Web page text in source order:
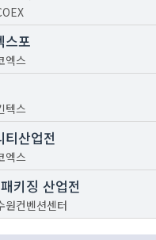
스포
엑스
텍스
산업전
엑스
키징 산업전
원컨벤션센터